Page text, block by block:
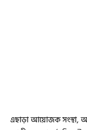
এছাড়া আয়োজক সংস্থা,